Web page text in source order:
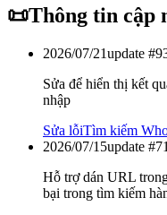
📜Thông tin cập
2026/07/21update #
Sửa để hiển thị kết
nhập
Sửa lỗiTìm kiếm
2026/07/15update #71
Hỗ trợ dán URL
bại trong tìm kiếm